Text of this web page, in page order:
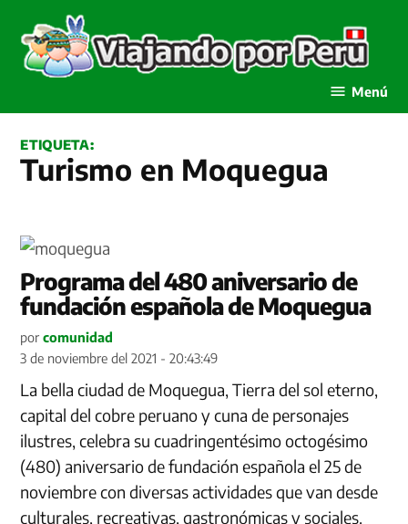
contenido
Menú
ETIQUETA:
Turismo en Moquegua
Programa del 480 aniversario de
fundación española de Moquegua
por comunidad
3 de noviembre del 2021 - 20:43:49
La bella ciudad de Moquegua, Tierra del sol eterno,
capital del cobre peruano y cuna de personajes
ilustres, celebra su cuadringentésimo octogésimo
(480) aniversario de fundación española el 25 de
noviembre con diversas actividades que van desde
culturales, recreativas, gastronómicas y sociales.